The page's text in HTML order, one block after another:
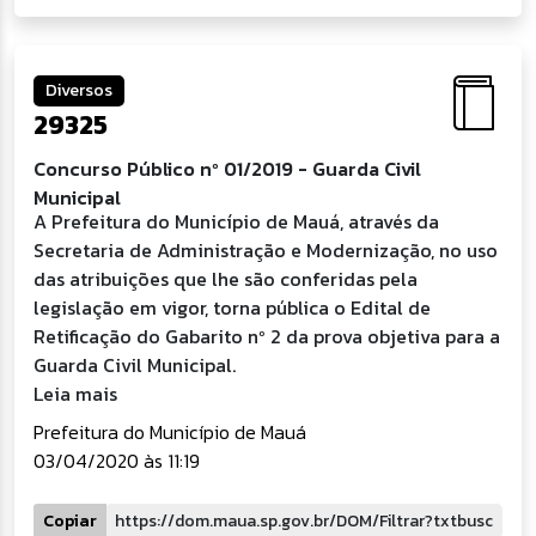
Diversos
29325
Concurso Público nº 01/2019 - Guarda Civil
Municipal
A Prefeitura do Município de Mauá, através da
Secretaria de Administração e Modernização, no uso
das atribuições que lhe são conferidas pela
legislação em vigor, torna pública o Edital de
Retificação do Gabarito nº 2 da prova objetiva para a
Guarda Civil Municipal.
Leia mais
Prefeitura do Município de Mauá
03/04/2020 às 11:19
Copiar